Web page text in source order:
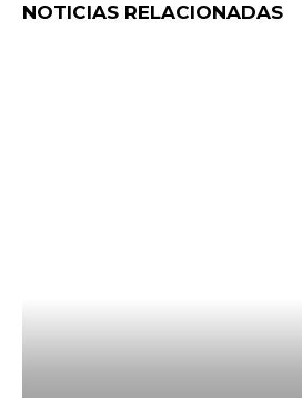
NOTICIAS RELACIONADAS